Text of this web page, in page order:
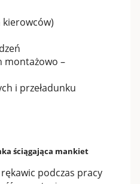
montażowo –
i przeładunku
ściągająca mankiet
podczas pracy